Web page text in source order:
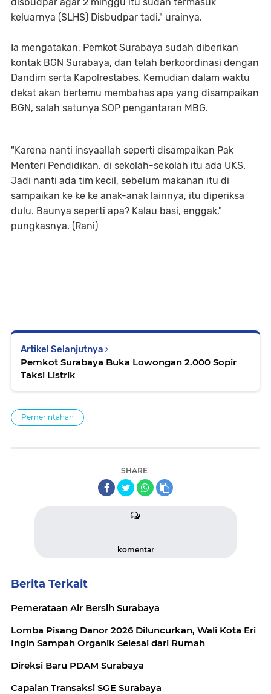
keluarnya (SLHS) Disbudpar tadi," urainya.
Ia mengatakan, Pemkot Surabaya sudah diberikan
kontak BGN Surabaya, dan telah berkoordinasi dengan
Dandim serta Kapolrestabes. Kemudian dalam waktu
dekat akan bertemu membahas apa yang disampaikan
BGN, salah satunya SOP pengantaran MBG.
"Karena nanti insyaallah seperti disampaikan Pak
Menteri Pendidikan, di sekolah-sekolah itu ada UKS.
Jadi nanti ada tim kecil, sebelum makanan itu di
sampaikan ke ke ke anak-anak lainnya, itu diperiksa
dulu. Baunya seperti apa? Kalau basi, enggak,"
pungkasnya. (Rani)
Artikel Selanjutnya
Pemkot Surabaya Buka Lowongan 2.000 Sopir
Taksi Listrik
Pemerintahan
SHARE
komentar
Berita Terkait
Pemerataan Air Bersih Surabaya
Lomba Pisang Danor 2026 Diluncurkan, Wali Kota Eri
Ingin Sampah Organik Selesai dari Rumah
Direksi Baru PDAM Surabaya
Capaian Transaksi SGE Surabaya